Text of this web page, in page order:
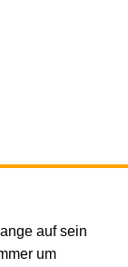
auf sein
um